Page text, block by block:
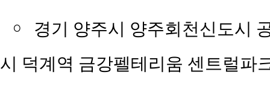
￮
경기 양주시 양주회천신도시
시 덕계역 금강펠테리움 센트럴파